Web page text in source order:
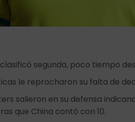
clasificó segunda, poco tiempo
le reprocharon su falta de
salieron en su defensa
que China contó con 10.